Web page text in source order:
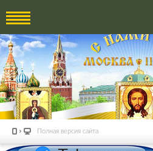
Полная версия сайта